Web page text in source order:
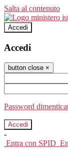
Salta al contenuto
Accedi
Accedi
button close ×
Password
-
Entra con SPID